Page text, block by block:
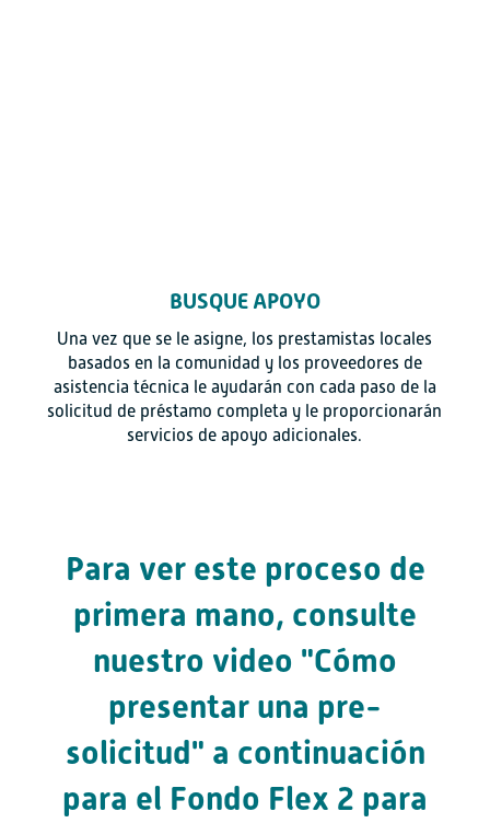
BUSQUE APOYO
Una vez que se le asigne, los prestamistas locales
basados en la comunidad y los proveedores de
asistencia técnica le ayudarán con cada paso de la
solicitud de préstamo completa y le proporcionarán
servicios de apoyo adicionales.
Para ver este proceso de
primera mano, consulte
nuestro video "Cómo
presentar una pre-
solicitud" a continuación
para el Fondo Flex 2 para